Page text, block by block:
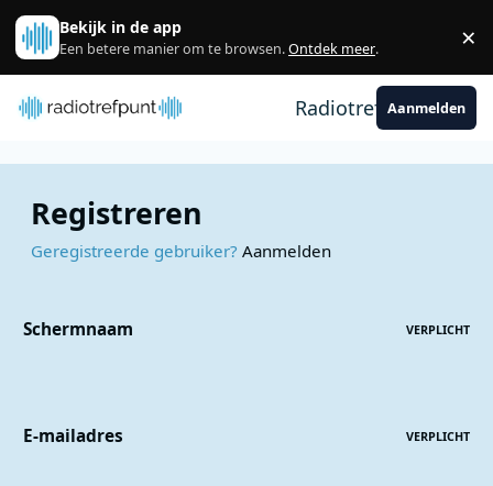
Spring naar bijdragen
Bekijk in de app
Een betere manier om te browsen.Ontdek meer. ×
RadiotrefpuntAanmelden
Registreren
Geregistreerde gebruiker? Aanmelden
Schermnaam VERPLICHT
E-mailadres VERPLICHT